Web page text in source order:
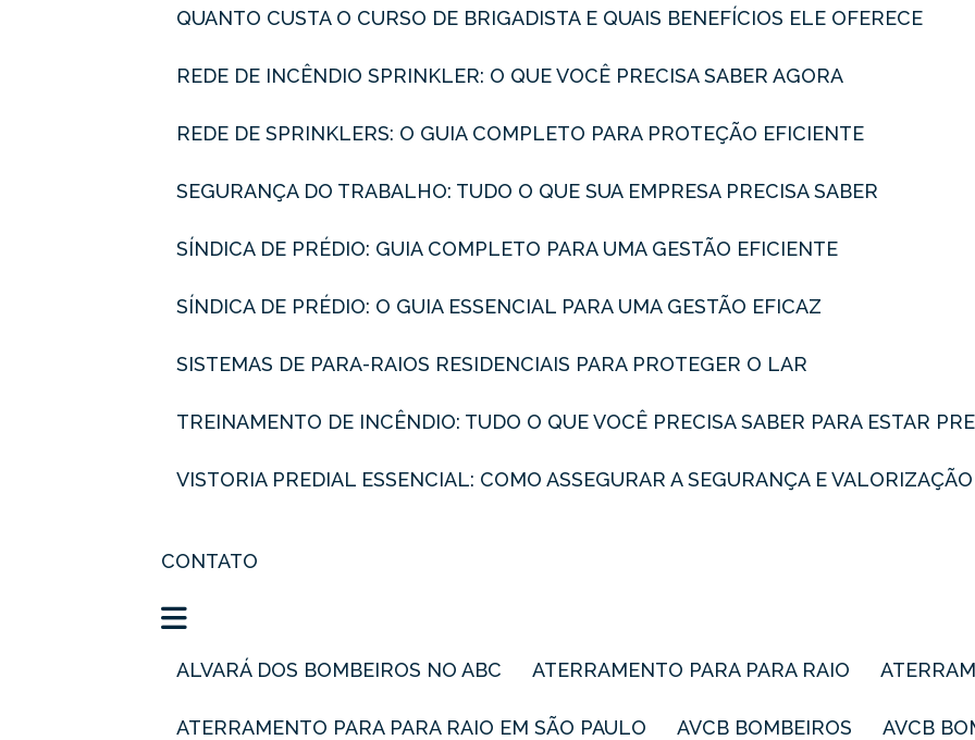
QUANTO CUSTA O CURSO DE BRIGADISTA E QUAIS BENEFÍCIOS ELE OFERECE
REDE DE INCÊNDIO SPRINKLER: O QUE VOCÊ PRECISA SABER AGORA
REDE DE SPRINKLERS: O GUIA COMPLETO PARA PROTEÇÃO EFICIENTE
SEGURANÇA DO TRABALHO: TUDO O QUE SUA EMPRESA PRECISA SABER
SÍNDICA DE PRÉDIO: GUIA COMPLETO PARA UMA GESTÃO EFICIENTE
SÍNDICA DE PRÉDIO: O GUIA ESSENCIAL PARA UMA GESTÃO EFICAZ
SISTEMAS DE PARA-RAIOS RESIDENCIAIS PARA PROTEGER O LAR
TREINAMENTO DE INCÊNDIO: TUDO O QUE VOCÊ PRECISA SABER PARA ESTAR
VISTORIA PREDIAL ESSENCIAL: COMO ASSEGURAR A SEGURANÇA E
CONTATO
ALVARÁ DOS BOMBEIROS NO ABC ATERRAMENTO PARA PARA RAIO
ATERRAMENTO PARA PARA RAIO EM SÃO PAULO AVCB BOMBEIROS AVCB